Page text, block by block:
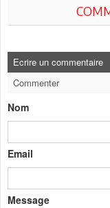
Ecrire un commentaire
Commenter
Nom
Email
Message